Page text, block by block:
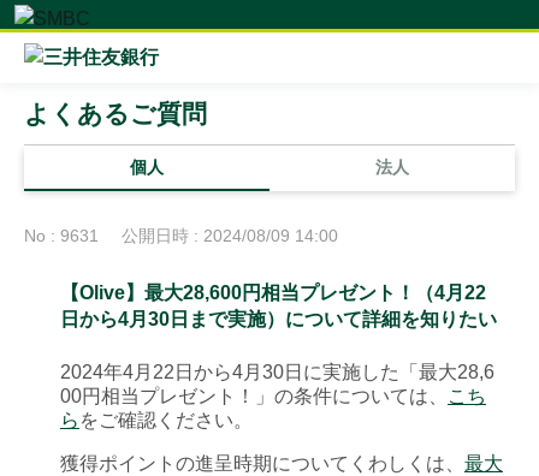
個人 法人
よくあるご質問
No : 9631 公開日時 : 2024/08/09 14:00
【Olive】最大28,600円相当プレゼント！（4月22
日から4月30日まで実施）について詳細を知りたい
2024年4月22日から4月30日に実施した「最大28,6
00円相当プレゼント！」の条件については、
こち
ら をご確認ください。
獲得ポイントの進呈時期についてくわしくは、 最大